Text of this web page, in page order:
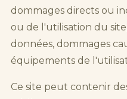
dommages directs ou
ou de l'utilisation du
données, dommages
équipements de
Ce site peut contenir